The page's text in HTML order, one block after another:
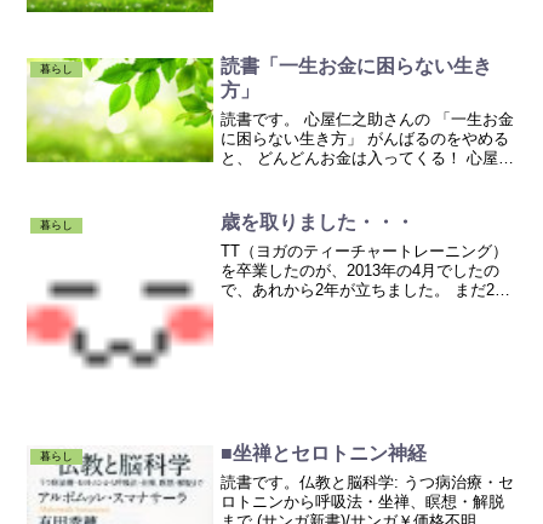
も見て、の...
暮らし
読書「一生お金に困らない生き
方」
読書です。 心屋仁之助さんの 「一生お金
に困らない生き方」 がんばるのをやめる
と、 どんどんお金は入ってくる！ 心屋さ
く、 あり方（BE） を、この本では教え
てく...
暮らし 歳を取りました・・・
TT（ヨガのティーチャートレーニング）
を卒業したのが、2013年の4月でしたの
で、あれから2年が立ちました。 まだ2
暮らし ■坐禅とセロトニン神経
読書です。仏教と脳科学: うつ病治療・セ
ロトニンから呼吸法・坐禅、瞑想・解脱